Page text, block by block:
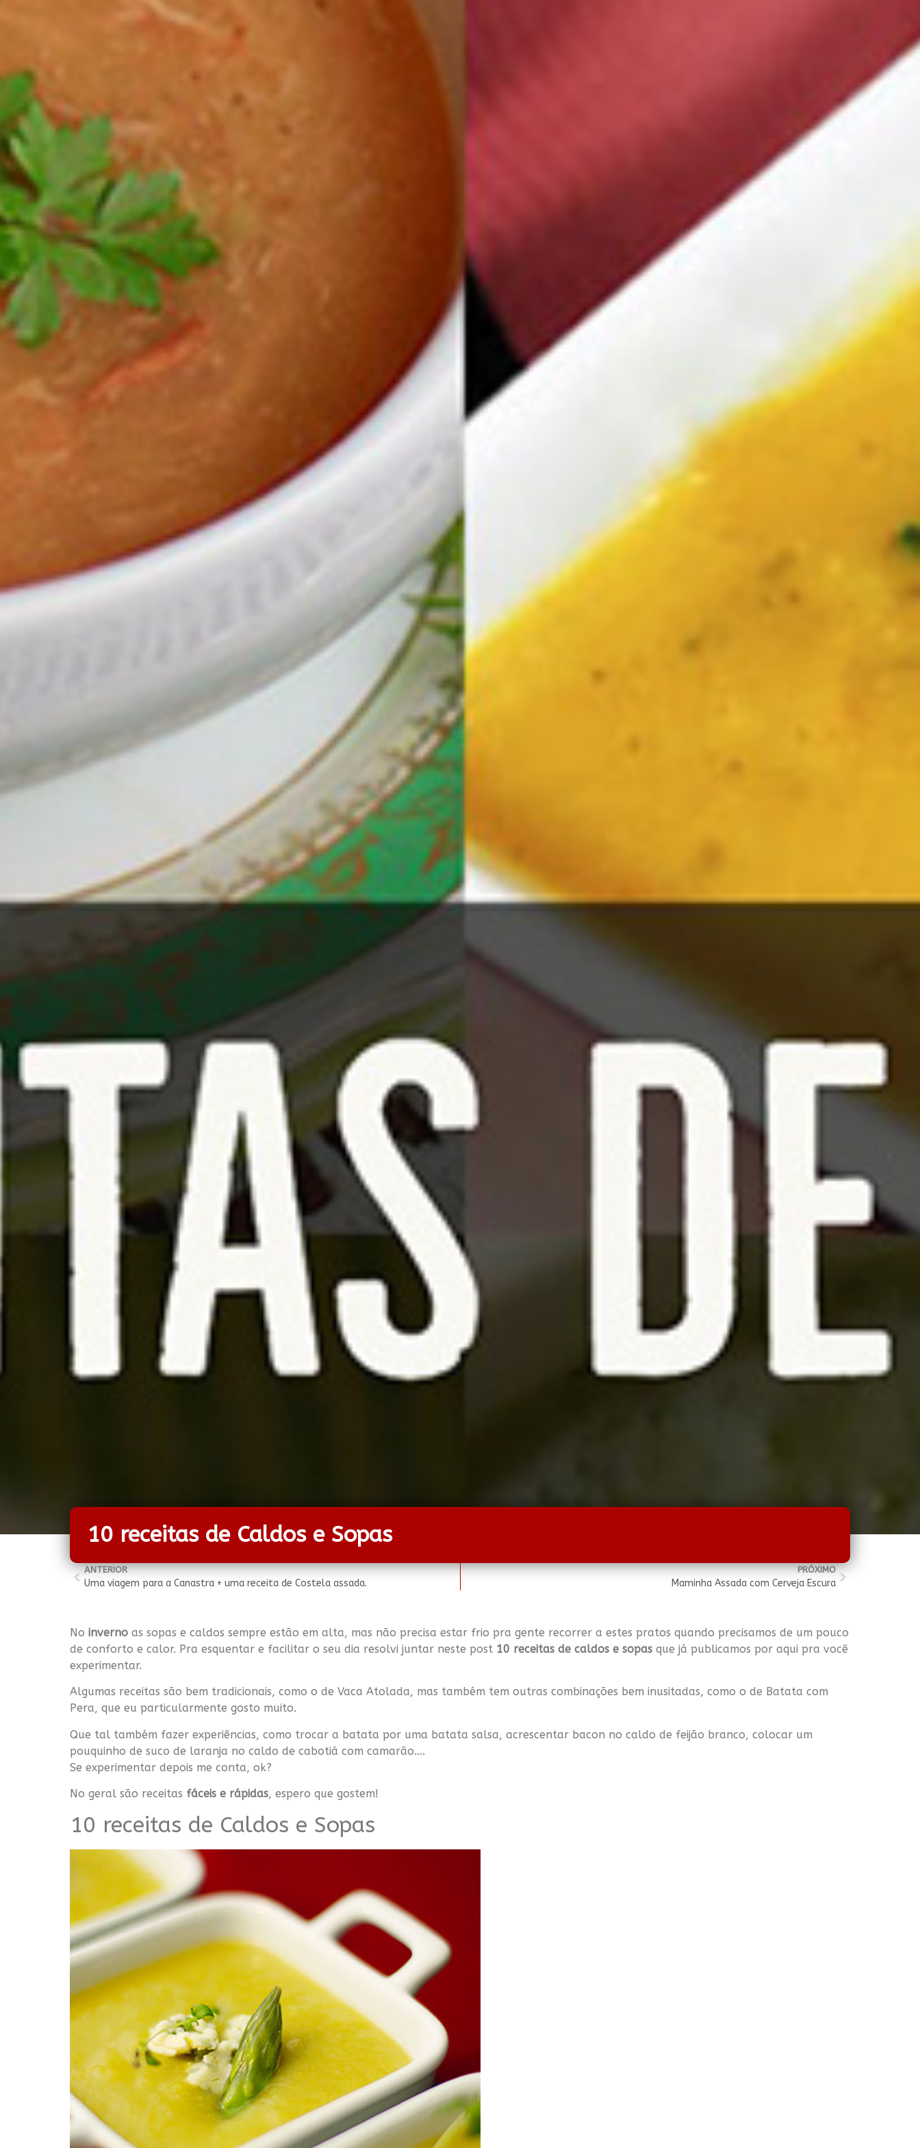
10 receitas de Caldos e Sopas
ANTERIOR
Uma viagem para a Canastra + uma receita de Costela assada.
PRÓXIMO
Maminha Assada com Cerveja Escura
No inverno as sopas e caldos sempre estão em alta, mas não precisa estar frio pra gente recorrer a estes pratos quando precisamos de um pouco
de conforto e calor. Pra esquentar e facilitar o seu dia resolvi juntar neste post 10 receitas de caldos e sopas que já publicamos por aqui pra você
experimentar.
Algumas receitas são bem tradicionais, como o de Vaca Atolada, mas também tem outras combinações bem inusitadas, como o de Batata com
Pera, que eu particularmente gosto muito.
Que tal também fazer experiências, como trocar a batata por uma batata salsa, acrescentar bacon no caldo de feijão branco, colocar um
pouquinho de suco de laranja no caldo de cabotiá com camarão….
Se experimentar depois me conta, ok?
No geral são receitas fáceis e rápidas, espero que gostem!
10 receitas de Caldos e Sopas